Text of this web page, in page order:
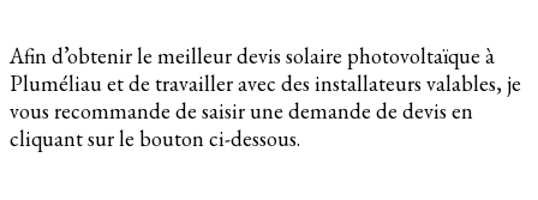
Afin d’obtenir le meilleur devis solaire photovoltaïque à
Pluméliau et de travailler avec des installateurs valables, je
vous recommande de saisir une demande de devis en
cliquant sur le bouton ci-dessous.